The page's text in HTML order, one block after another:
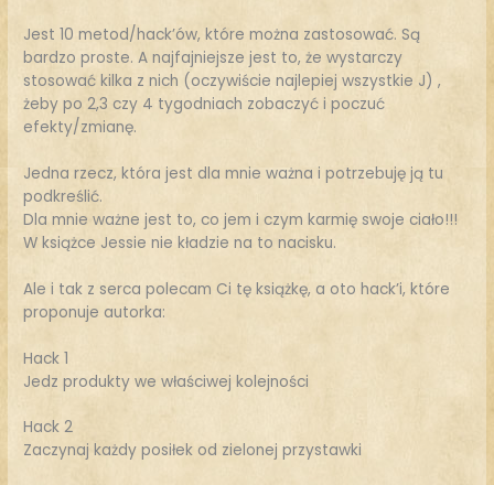
Jest 10 metod/hack’ów, które można zastosować. Są
bardzo proste. A najfajniejsze jest to, że wystarczy
stosować kilka z nich (oczywiście najlepiej wszystkie J) ,
żeby po 2,3 czy 4 tygodniach zobaczyć i poczuć
efekty/zmianę.
Jedna rzecz, która jest dla mnie ważna i potrzebuję ją tu
podkreślić.
Dla mnie ważne jest to, co jem i czym karmię swoje ciało!!!
W książce Jessie nie kładzie na to nacisku.
Ale i tak z serca polecam Ci tę książkę, a oto hack’i, które
proponuje autorka:
Hack 1
Jedz produkty we właściwej kolejności
Hack 2
Zaczynaj każdy posiłek od zielonej przystawki